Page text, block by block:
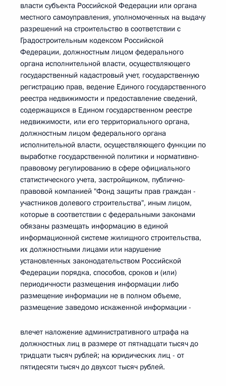
власти субъекта Российской Федерации или органа
местного самоуправления, уполномоченных на выдачу
разрешений на строительство в соответствии с
Градостроительным кодексом Российской
Федерации, должностным лицом федерального
органа исполнительной власти, осуществляющего
государственный кадастровый учет, государственную
регистрацию прав, ведение Единого государственного
реестра недвижимости и предоставление сведений,
содержащихся в Едином государственном реестре
недвижимости, или его территориального органа,
должностным лицом федерального органа
исполнительной власти, осуществляющего функции по
выработке государственной политики и нормативно-
правовому регулированию в сфере официального
статистического учета, застройщиком, публично-
правовой компанией "Фонд защиты прав граждан -
участников долевого строительства", иным лицом,
которые в соответствии с федеральными законами
обязаны размещать информацию в единой
информационной системе жилищного строительства,
их должностными лицами или нарушение
установленных законодательством Российской
Федерации порядка, способов, сроков и (или)
периодичности размещения информации либо
размещение информации не в полном объеме,
размещение заведомо искаженной информации -
влечет наложение административного штрафа на
должностных лиц в размере от пятнадцати тысяч до
тридцати тысяч рублей; на юридических лиц - от
пятидесяти тысяч до двухсот тысяч рублей.